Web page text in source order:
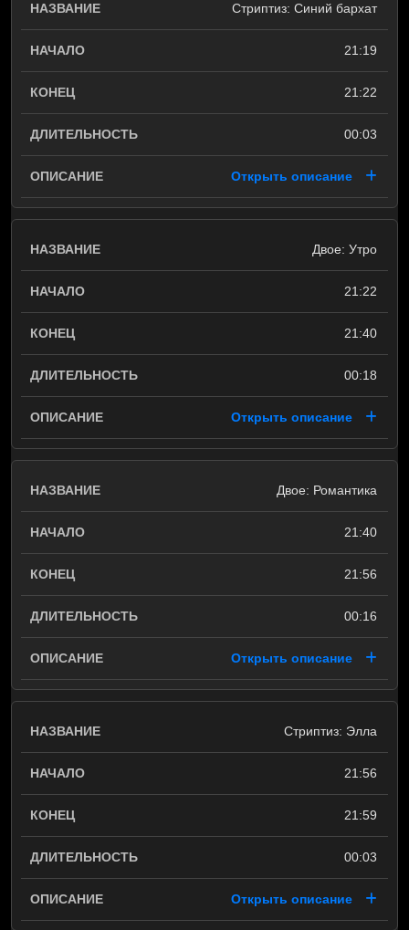
Стриптиз: Cиний бархат
21:19
21:22
00:03
Открыть описание
Двое: Утро
21:22
21:40
00:18
Открыть описание
Двое: Романтика
21:40
21:56
00:16
Открыть описание
Стриптиз: Элла
21:56
21:59
00:03
Открыть описание